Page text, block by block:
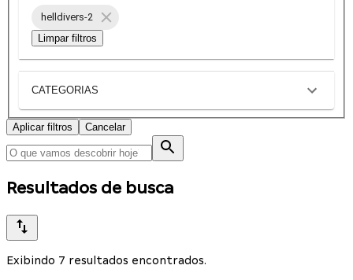
helldivers-2
Limpar filtros
CATEGORIAS
Aplicar filtros Cancelar
Resultados de busca
Exibindo 7 resultados encontrados.